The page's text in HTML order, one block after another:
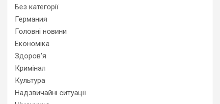
Без категорії
Германия
Головні новини
Економіка
Здоров'я
Кримінал
Культура
Надзвичайні ситуації